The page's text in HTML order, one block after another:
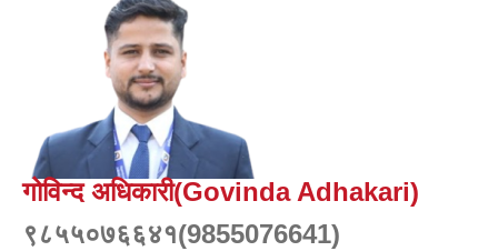
गोविन्द अधिकारी(Govinda Adhakari)
९८५५०७६६४१(9855076641)